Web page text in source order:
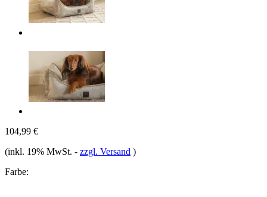
104,99 €
(inkl. 19% MwSt. - zzgl. Versand )
Farbe: